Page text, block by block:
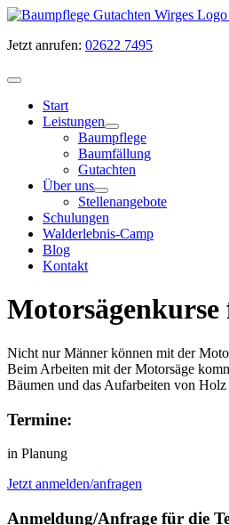
Zum
springen
Jetzt anrufen: 02622 7495
Start
Leistungen
Baumpflege
Baumfällung
Gutachten
Über uns
Stellenangebote
Schulungen
Walderlebnis-Camp
Blog
Kontakt
Nicht nur Männer können mit der
Beim Arbeiten mit der Motorsäge
Bäumen und das Aufarbeiten von
Termine:
in Planung
Jetzt anmelden/anfragen
Anmeldung/Anfrage für die